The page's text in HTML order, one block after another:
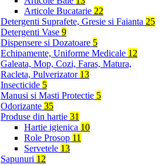
Articole Bucatarie 22
Detergenti Suprafete, Gresie si Faianta 25
Detergenti Vase 9
Dispensere si Dozatoare 5
Echipamente, Uniforme Medicale 12
Galeata, Mop, Cozi, Faras, Matura,
Racleta, Pulverizator 13
Insecticide 5
Manusi si Masti Protectie 5
Odorizante 35
Produse din hartie 31
Hartie igienica 10
Role Prosop 11
Servetele 13
Sapunuri 12